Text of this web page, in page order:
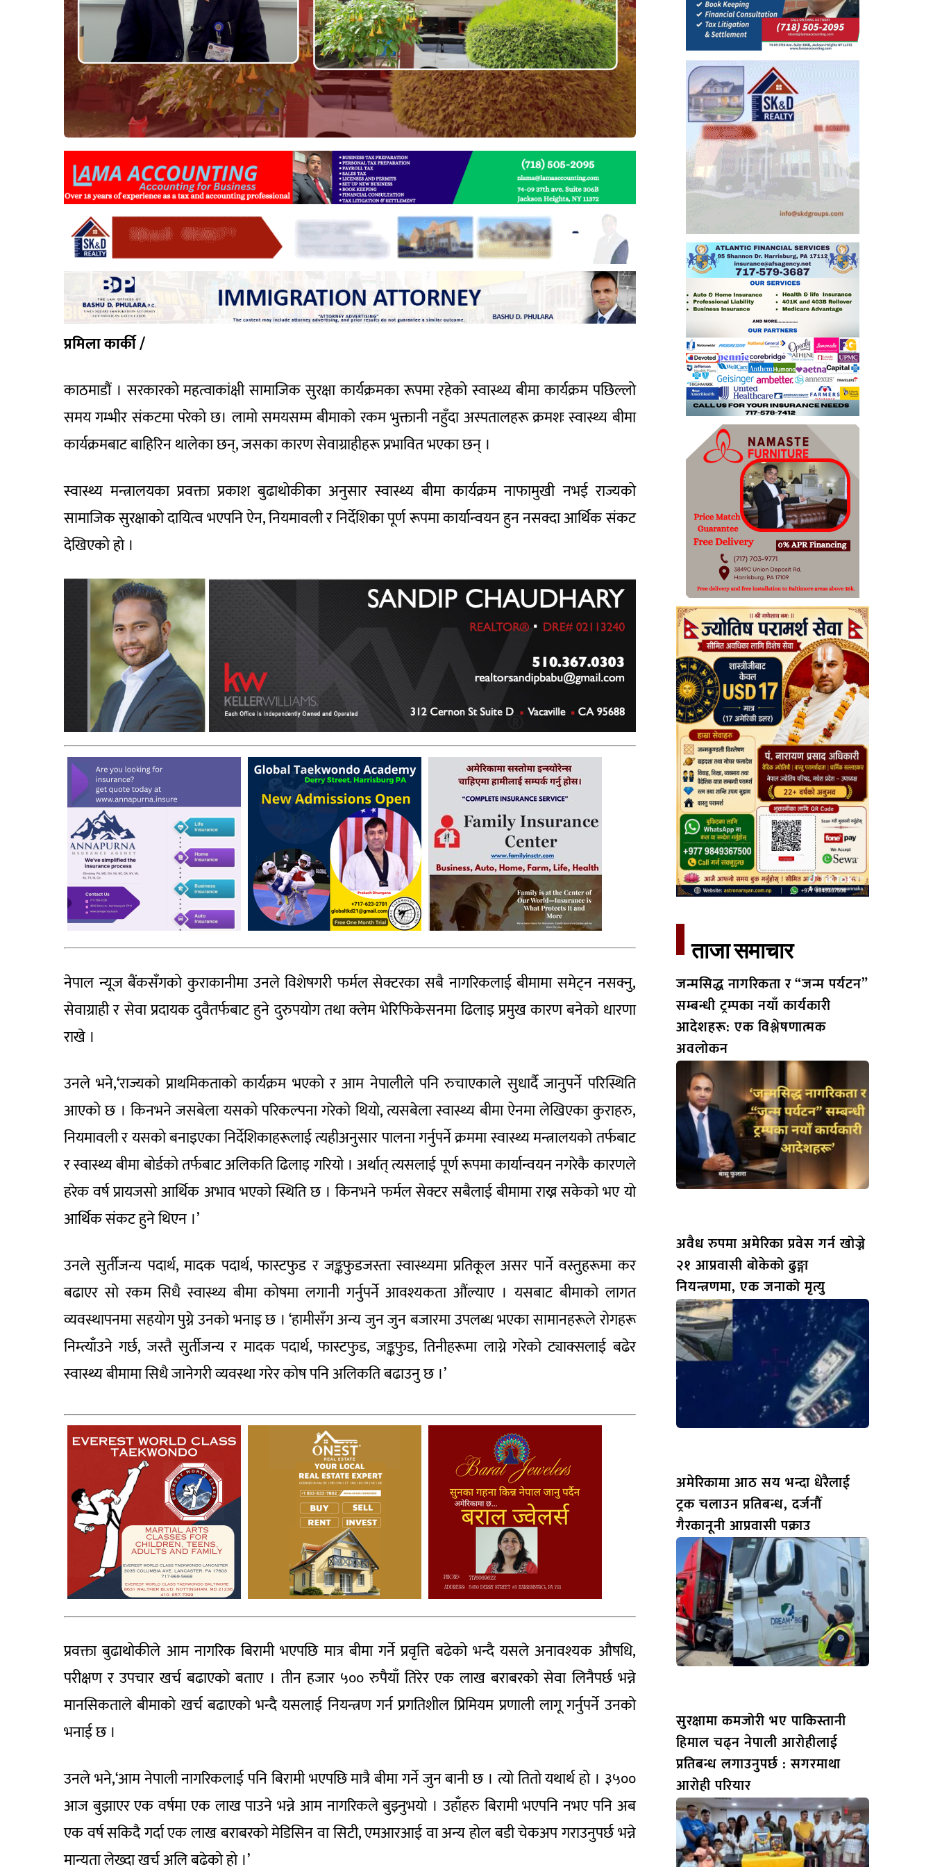
प्रमिला कार्की /
काठमाडौं । सरकारको महत्वाकांक्षी सामाजिक सुरक्षा कार्यक्रमका रूपमा रहेको स्वास्थ्य बीमा कार्यक्रम पछिल्लो
समय गम्भीर संकटमा परेको छ। लामो समयसम्म बीमाको रकम भुक्तानी नहुँदा अस्पतालहरू क्रमशः स्वास्थ्य बीमा
कार्यक्रमबाट बाहिरिन थालेका छन्, जसका कारण सेवाग्राहीहरू प्रभावित भएका छन् ।
स्वास्थ्य मन्त्रालयका प्रवक्ता प्रकाश बुढाथोकीका अनुसार स्वास्थ्य बीमा कार्यक्रम नाफामुखी नभई राज्यको
सामाजिक सुरक्षाको दायित्व भएपनि ऐन, नियमावली र निर्देशिका पूर्ण रूपमा कार्यान्वयन हुन नसक्दा आर्थिक संकट
देखिएको हो ।
नेपाल न्यूज बैंकसँगको कुराकानीमा उनले विशेषगरी फर्मल सेक्टरका सबै नागरिकलाई बीमामा समेट्न नसक्नु,
सेवाग्राही र सेवा प्रदायक दुवैतर्फबाट हुने दुरुपयोग तथा क्लेम भेरिफिकेसनमा ढिलाइ प्रमुख कारण बनेको धारणा
राखे ।
उनले भने,‘राज्यको प्राथमिकताको कार्यक्रम भएको र आम नेपालीले पनि रुचाएकाले सुधार्दै जानुपर्ने परिस्थिति
आएको छ । किनभने जसबेला यसको परिकल्पना गरेको थियो, त्यसबेला स्वास्थ्य बीमा ऐनमा लेखिएका कुराहरु,
नियमावली र यसको बनाइएका निर्देशिकाहरूलाई त्यहीअनुसार पालना गर्नुपर्ने क्रममा स्वास्थ्य मन्त्रालयको तर्फबाट
र स्वास्थ्य बीमा बोर्डको तर्फबाट अलिकति ढिलाइ गरियो । अर्थात् त्यसलाई पूर्ण रूपमा कार्यान्वयन नगरेकै कारणले
हरेक वर्ष प्रायजसो आर्थिक अभाव भएको स्थिति छ । किनभने फर्मल सेक्टर सबैलाई बीमामा राख्न सकेको भए यो
आर्थिक संकट हुने थिएन ।’
उनले सुर्तीजन्य पदार्थ, मादक पदार्थ, फास्टफुड र जङ्कफुडजस्ता स्वास्थ्यमा प्रतिकूल असर पार्ने वस्तुहरूमा कर
बढाएर सो रकम सिधै स्वास्थ्य बीमा कोषमा लगानी गर्नुपर्ने आवश्यकता औंल्याए । यसबाट बीमाको लागत
व्यवस्थापनमा सहयोग पुग्ने उनको भनाइ छ । ‘हामीसँग अन्य जुन जुन बजारमा उपलब्ध भएका सामानहरूले रोगहरू
निम्त्याँउने गर्छ, जस्तै सुर्तीजन्य र मादक पदार्थ, फास्टफुड, जङ्कफुड, तिनीहरूमा लाग्ने गरेको ट्याक्सलाई बढेर
स्वास्थ्य बीमामा सिधै जानेगरी व्यवस्था गरेर कोष पनि अलिकति बढाउनु छ ।’
प्रवक्ता बुढाथोकीले आम नागरिक बिरामी भएपछि मात्र बीमा गर्ने प्रवृत्ति बढेको भन्दै यसले अनावश्यक औषधि,
परीक्षण र उपचार खर्च बढाएको बताए । तीन हजार ५०० रुपैयाँ तिरेर एक लाख बराबरको सेवा लिनैपर्छ भन्ने
मानसिकताले बीमाको खर्च बढाएको भन्दै यसलाई नियन्त्रण गर्न प्रगतिशील प्रिमियम प्रणाली लागू गर्नुपर्ने उनको
भनाई छ ।
उनले भने,‘आम नेपाली नागरिकलाई पनि बिरामी भएपछि मात्रै बीमा गर्ने जुन बानी छ । त्यो तितो यथार्थ हो । ३५००
आज बुझाएर एक वर्षमा एक लाख पाउने भन्ने आम नागरिकले बुझ्नुभयो । उहाँहरु बिरामी भएपनि नभए पनि अब
एक वर्ष सकिदै गर्दा एक लाख बराबरको मेडिसिन वा सिटी, एमआरआई वा अन्य होल बडी चेकअप गराउनुपर्छ भन्ने
मान्यता लेख्दा खर्च अलि बढेको हो ।’
ताजा समाचार​
जन्मसिद्ध नागरिकता र “जन्म पर्यटन”
सम्बन्धी ट्रम्पका नयाँ कार्यकारी
आदेशहरू: एक विश्लेषणात्मक
अवलोकन
अवैध रुपमा अमेरिका प्रवेस गर्न खोज्ने
२१ आप्रवासी बोकेको ढुङ्गा
नियन्त्रणमा, एक जनाको मृत्यु
अमेरिकामा आठ सय भन्दा धेरैलाई
ट्रक चलाउन प्रतिबन्ध, दर्जनौँ
गैरकानूनी आप्रवासी पक्राउ
सुरक्षामा कमजोरी भए पाकिस्तानी
हिमाल चढ्न नेपाली आरोहीलाई
प्रतिबन्ध लगाउनुपर्छ : सगरमाथा
आरोही परियार